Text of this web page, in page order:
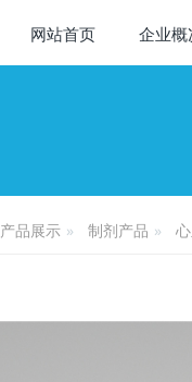
网站首页 企业概
产品展示 制剂产品